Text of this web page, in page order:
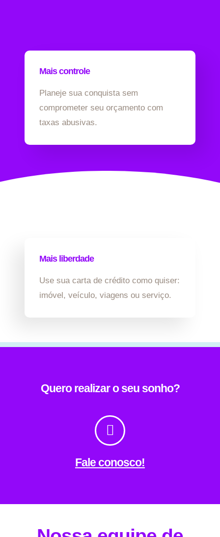
Mais controle
Planeje sua conquista sem
comprometer seu orçamento com
taxas abusivas.
Mais liberdade
Use sua carta de crédito como quiser:
imóvel, veículo, viagens ou serviço.
Quero realizar o seu sonho?
Fale conosco!